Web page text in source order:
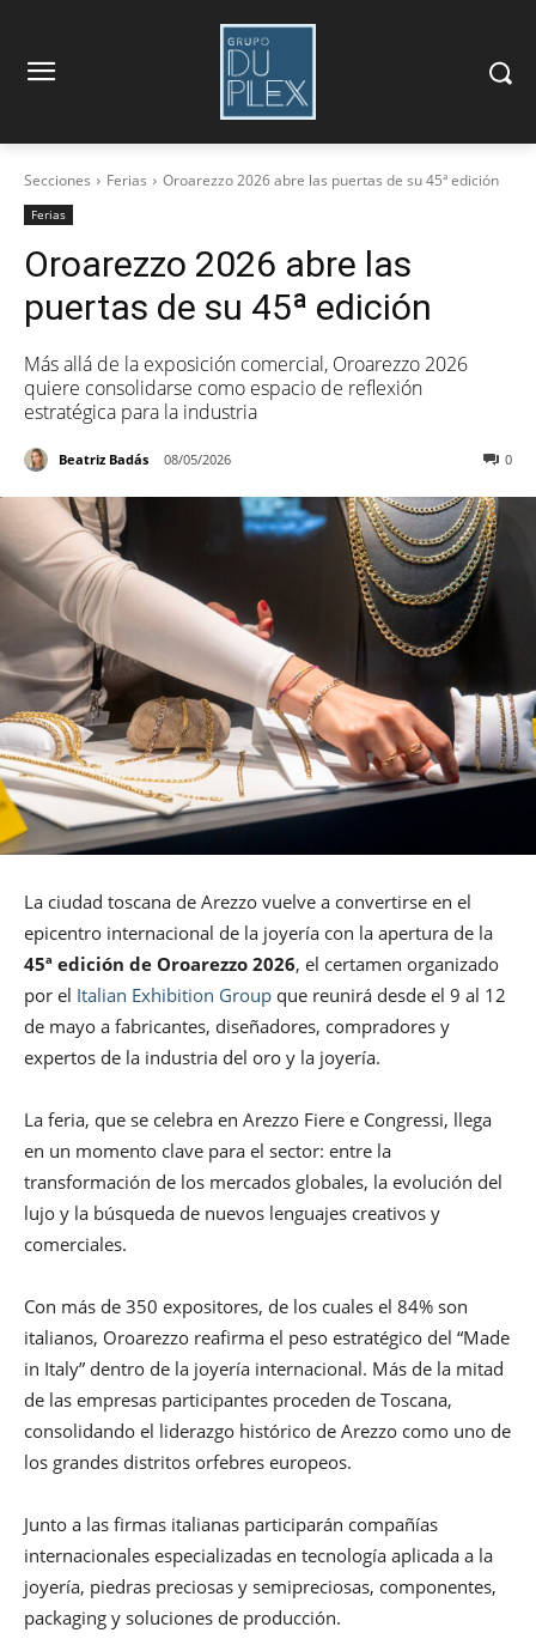
Secciones Ferias Oroarezzo 2026 abre las puertas de su 45ª edición
Ferias
Oroarezzo 2026 abre las
puertas de su 45ª edición
Más allá de la exposición comercial, Oroarezzo 2026
quiere consolidarse como espacio de reflexión
estratégica para la industria
Beatriz Badás 08/05/2026 0
La ciudad toscana de Arezzo vuelve a convertirse en el
epicentro internacional de la joyería con la apertura de la
45ª edición de Oroarezzo 2026, el certamen organizado
por el Italian Exhibition Group que reunirá desde el 9 al 12
de mayo a fabricantes, diseñadores, compradores y
expertos de la industria del oro y la joyería.
La feria, que se celebra en Arezzo Fiere e Congressi, llega
en un momento clave para el sector: entre la
transformación de los mercados globales, la evolución del
lujo y la búsqueda de nuevos lenguajes creativos y
comerciales.
Con más de 350 expositores, de los cuales el 84% son
italianos, Oroarezzo reafirma el peso estratégico del “Made
in Italy” dentro de la joyería internacional. Más de la mitad
de las empresas participantes proceden de Toscana,
consolidando el liderazgo histórico de Arezzo como uno de
los grandes distritos orfebres europeos.
Junto a las firmas italianas participarán compañías
internacionales especializadas en tecnología aplicada a la
joyería, piedras preciosas y semipreciosas, componentes,
packaging y soluciones de producción.